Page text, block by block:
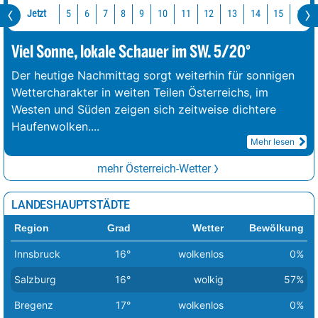
Hintersteinersee 21° wolkenlos 15° 3 km/h
Gieringer-Weiher
Badesee Edlbach 22° wolkig 15°
Jetzt 5 6 7 8 9 10 11 12 13 14 15 16
Viel Sonne, lokale Schauer im SW. 5/20°
Der heutige Nachmittag sorgt weiterhin für sonnigen
Wettercharakter in weiten Teilen Österreichs, im
Westen und Süden zeigen sich zeitweise dichtere
Haufenwolken....
Mehr lesen
mehr Österreich-Wetter
LANDESHAUPTSTÄDTE
Region Grad Wetter Bewölkung
Innsbruck 16° wolkenlos 0%
Salzburg 16° wolkig 57%
Bregenz 17° wolkenlos 0%